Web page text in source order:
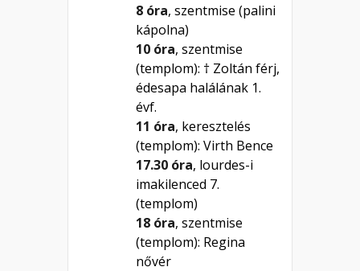
8 óra, szentmise (palini
kápolna)
10 óra, szentmise
(templom): † Zoltán férj,
édesapa halálának 1.
évf.
11 óra, keresztelés
(templom): Virth Bence
17.30 óra, lourdes-i
imakilenced 7.
(templom)
18 óra, szentmise
(templom): Regina
nővér